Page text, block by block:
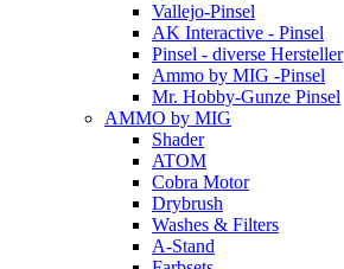
Vallejo-Pinsel
AK Interactive - Pinsel
Pinsel - diverse Hersteller
Ammo by MIG -Pinsel
Mr. Hobby-Gunze Pinsel
AMMO by MIG
Shader
ATOM
Cobra Motor
Drybrush
Washes & Filters
A-Stand